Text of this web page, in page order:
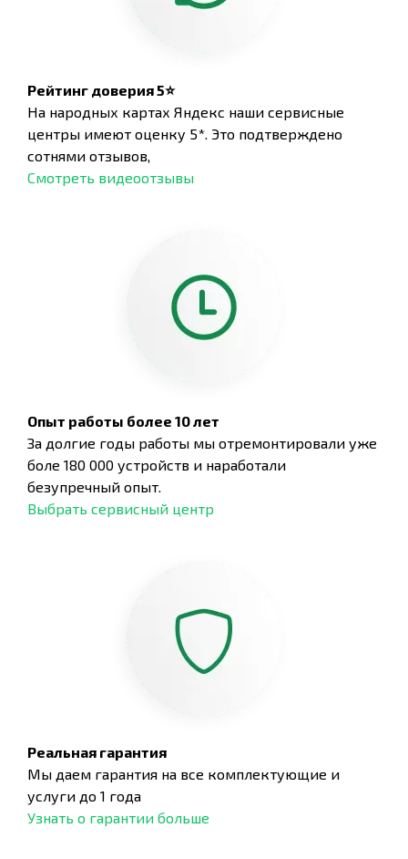
Рейтинг доверия 5⭐
На народных картах Яндекс наши сервисные
центры имеют оценку 5*. Это подтверждено
сотнями отзывов,
Смотреть видеоотзывы
Опыт работы более 10 лет
За долгие годы работы мы отремонтировали уже
боле 180 000 устройств и наработали
безупречный опыт.
Выбрать сервисный центр
Реальная гарантия
Мы даем гарантия на все комплектующие и
услуги до 1 года
Узнать о гарантии больше